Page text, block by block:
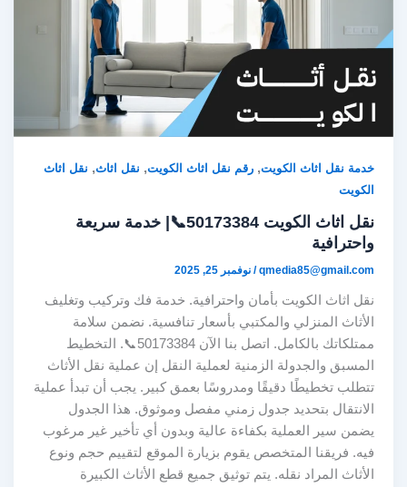
خدمة نقل اثاث الكويت,رقم نقل اثاث الكويت, نقل اثاث, نقل اثاث
الكويت
نقل اثاث الكويت 50173384📞| خدمة سريعة
واحترافية
qmedia85@gmail.com
/نوفمبر 25, 2025
نقل اثاث الكويت بأمان واحترافية. خدمة فك وتركيب وتغليف
الأثاث المنزلي والمكتبي بأسعار تنافسية. نضمن سلامة
ممتلكاتك بالكامل. اتصل بنا الآن 50173384📞. التخطيط
المسبق والجدولة الزمنية لعملية النقل إن عملية نقل الأثاث
تتطلب تخطيطًا دقيقًا ومدروسًا بعمق كبير. يجب أن تبدأ عملية
الانتقال بتحديد جدول زمني مفصل وموثوق. هذا الجدول
يضمن سير العملية بكفاءة عالية وبدون أي تأخير غير مرغوب
فيه. فريقنا المتخصص يقوم بزيارة الموقع لتقييم حجم ونوع
الأثاث المراد نقله. يتم توثيق جميع قطع الأثاث الكبيرة